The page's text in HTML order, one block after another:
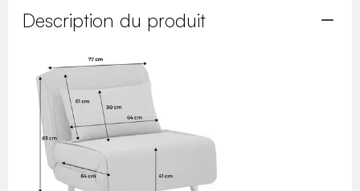
Description du produit